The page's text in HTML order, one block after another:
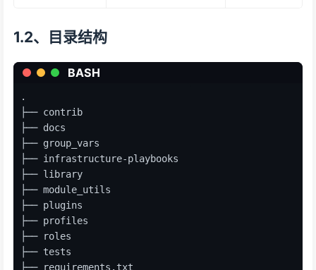
1.2、目录结构
BASH
.
├── contrib
├── docs
├── group_vars
├── infrastructure-playbooks
├── library
├── module_utils
├── plugins
├── profiles
├── roles
├── tests
├── requirements.txt